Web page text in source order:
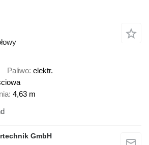
Paliwo elektr.
4,63 m
GmbH